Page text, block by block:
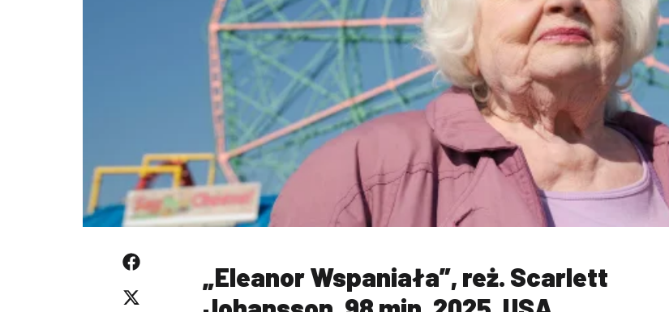
„Eleanor Wspaniała”, reż. Scarlett